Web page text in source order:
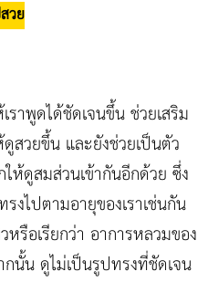
วย
ราพูดได้ชัดเจนขึ้น ช่วยเสริม
สวยขึ้น และยังช่วยเป็นตัว
ห้ดูสมส่วนเข้ากันอีกด้วย ซึ่ง
งไปตามอายุของเราเช่นกัน
รือเรียกว่า อาการหลวมของ
นั้น ดูไม่เป็นรูปทรงที่ชัดเจน